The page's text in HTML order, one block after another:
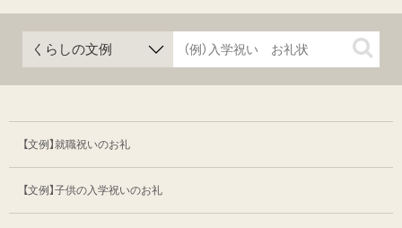
【文例】就職祝いのお礼
【文例】子供の入学祝いのお礼
特集
ミドリオフィシャルサイト